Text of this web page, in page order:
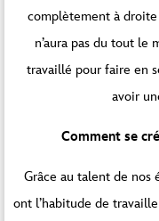
complètement à
n’aura pas du tout le
travaillé pour faire en
avoir
Comment se
Grâce au talent de nos
ont l’habitude de